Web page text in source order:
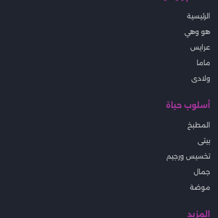
الرئيسية
هو وهي
عرايس
ماما
ولادى
أسلوب حياة
المطبخ
بيتى
تخسيس ورجيم
جمال
موضة
المزيد